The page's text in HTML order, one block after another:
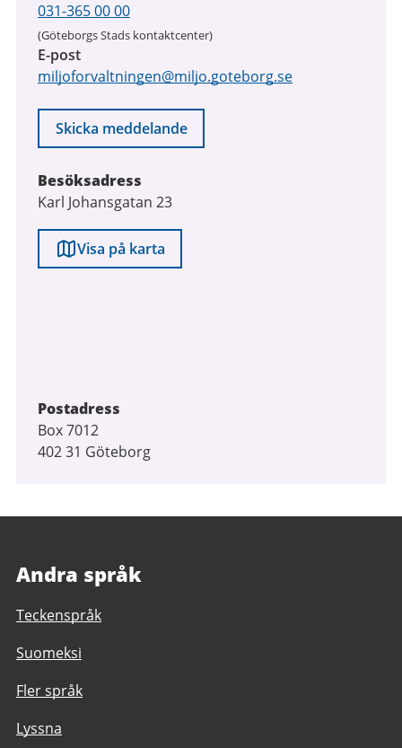
031-365 00 00
(Göteborgs Stads kontaktcenter)
E-post
miljoforvaltningen@miljo.goteborg.se
Skicka meddelande
Besöksadress
Karl Johansgatan 23
Visa på karta
Postadress
Box 7012
402 31 Göteborg
Andra språk
Teckenspråk
Suomeksi
Fler språk
Lyssna